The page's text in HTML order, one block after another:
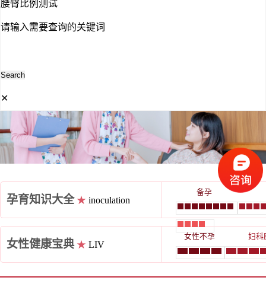
腰臀比例测试
请输入需要查询的关键词
✕
孕育知识大全 ★ inoculation
备孕
女性健康宝典 ★ LIV
女性不孕 妇科